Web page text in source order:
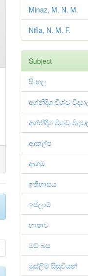
Minaz, M. N. M.
Nifla, N. M. F.
Subject
සිංහල
අග්නිදිග විශ්ව
අග්නිදිග විශ්ව
ආකල්ප
ආගම
ඉතිහාසය
ඉස්ලාම්
භාෂාව
මව් බස
මුස්ලිම් සිසුවියන්